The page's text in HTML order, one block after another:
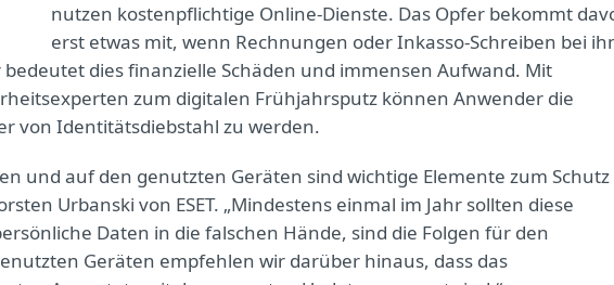
nutzen kostenpflichtige Online-Dienste. Das Opfer bekommt
erst etwas mit, wenn Rechnungen oder Inkasso-Schreiben bei
dies finanzielle Schäden und immensen Aufwand. Mit
zum digitalen Frühjahrsputz können Anwender die
von Identitätsdiebstahl zu werden.
und auf den genutzten Geräten sind wichtige Elemente zum Schutz
Urbanski von ESET. „Mindestens einmal im Jahr sollten diese
Daten in die falschen Hände, sind die Folgen für den
Geräten empfehlen wir darüber hinaus, dass das